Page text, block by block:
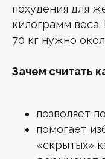
похудения для
килограмм
70 кг нужно
Зачем считать
позволяет
помогает
«скрытых»